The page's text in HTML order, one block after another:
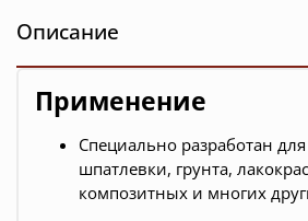
Описание
Применение
Специально разработан
шпатлевки, грунта,
композитных и многих